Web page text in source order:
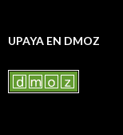
UPAYA EN DMOZ